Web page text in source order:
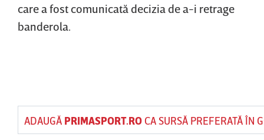
care a fost comunicată decizia de a-i retrage
banderola.
ADAUGĂ PRIMASPORT.ROCA SURSĂ PREFERATĂ ÎN